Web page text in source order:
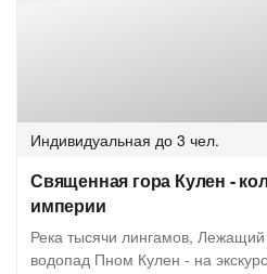
Индивидуальная до 3 чел.
Священная гора Кулен -
империи
Река тысячи лингамов,
водопад Пном Кулен - на